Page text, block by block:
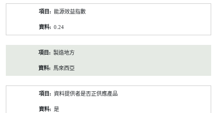
能源效益指數
0.24
製造地方
馬來西亞
資料提供者是否正供應產品
是